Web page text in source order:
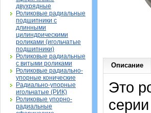
двухрядные
Роликовые радиальные
подшипники с
длинными
цилиндрическими
роликами (игольчатые
подшипники)
Роликовые радиальные
с витыми роликами
Роликовые радиально-
упорные конические
Радиально-упорные
игольчатые (РИК)
Роликовые упорно-
радиальные
Описание
Это